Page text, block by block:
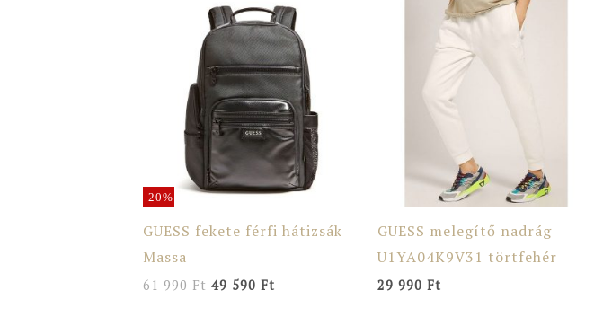
-20%
GUESS fekete férfi hátizsák
Massa
61 990Ft
price
was:
990 Ft.
49 590 Ft
price
is:
49
590 Ft.
GUESS melegítő nadrág
U1YA04K9V31 törtfehér
29 990Ft